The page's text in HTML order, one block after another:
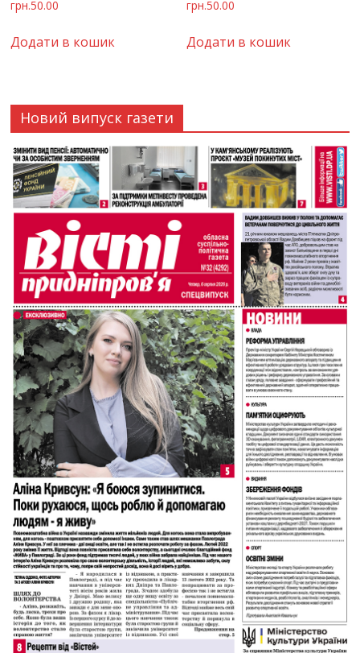
грн.50.00
Додати в кошик
грн.50.00
Додати в кошик
Новий випуск газети